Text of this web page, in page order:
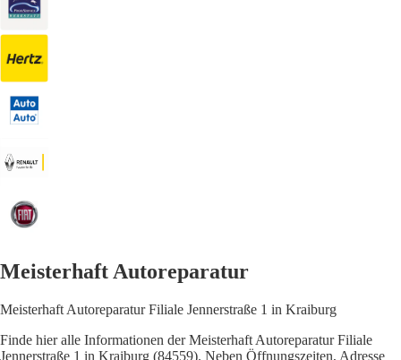
Meisterhaft Autoreparatur
Meisterhaft Autoreparatur Filiale Jennerstraße 1 in Kraiburg
Finde hier alle Informationen der Meisterhaft Autoreparatur Filiale
Jennerstraße 1 in Kraiburg (84559). Neben Öffnungszeiten, Adresse